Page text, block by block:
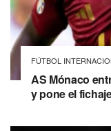
FÚTBOL
AS Mónaco
y pone el